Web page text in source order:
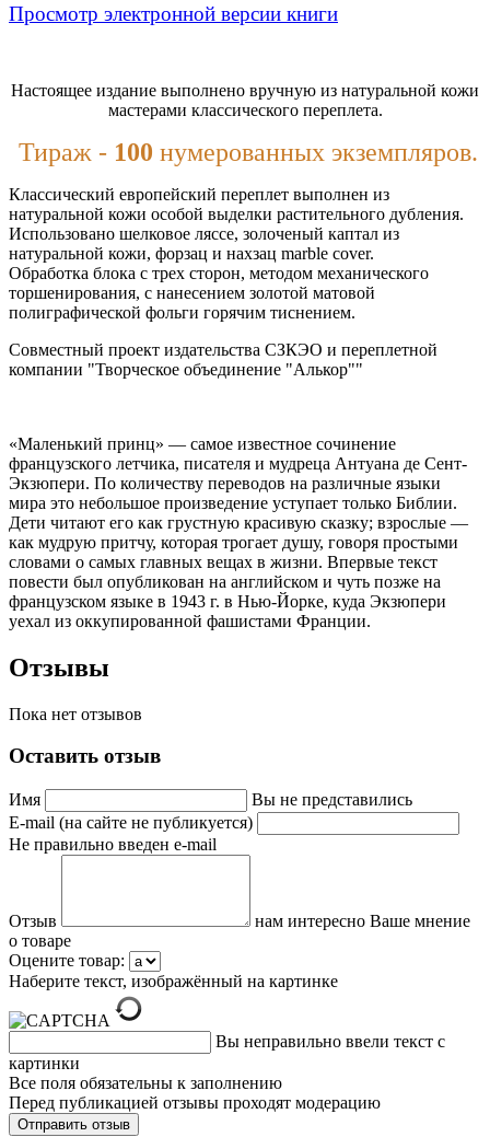
Просмотр электронной версии книги
Настоящее издание выполнено вручную из натуральной кожи
мастерами классического переплета.
Тираж - 100 нумерованных экземпляров.
Классический европейский переплет выполнен из
натуральной кожи особой выделки растительного дубления.
Использовано шелковое ляссе, золоченый каптал из
натуральной кожи, форзац и нахзац marble cover.
Обработка блока с трех сторон, методом механического
торшенирования, с нанесением золотой матовой
полиграфической фольги горячим тиснением.
Совместный проект издательства СЗКЭО и переплетной
компании "Творческое объединение "Алькор""
«Маленький принц» — самое известное сочинение
французского летчика, писателя и мудреца Антуана де Сент-
Экзюпери. По количеству переводов на различные языки
мира это небольшое произведение уступает только Библии.
Дети читают его как грустную красивую сказку; взрослые —
как мудрую притчу, которая трогает душу, говоря простыми
словами о самых главных вещах в жизни. Впервые текст
повести был опубликован на английском и чуть позже на
французском языке в 1943 г. в Нью-Йорке, куда Экзюпери
уехал из оккупированной фашистами Франции.
Отзывы
Пока нет отзывов
Оставить отзыв
Имя
Вы не представились
E-mail (на сайте не публикуется)
Не правильно введен e-mail
Отзыв
нам интересно Ваше мнение
о товаре
Оцените товар:
Наберите текст, изображённый на картинке
Вы неправильно ввели текст с
картинки
Все поля обязательны к заполнению
Перед публикацией отзывы проходят модерацию